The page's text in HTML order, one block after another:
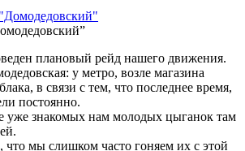
плановый рейд нашего движения.
у метро, возле магазина
в связи с тем, что последнее время,
постоянно.
уже знакомых нам молодых цыганок там
что мы слишком часто гоняем их с этой